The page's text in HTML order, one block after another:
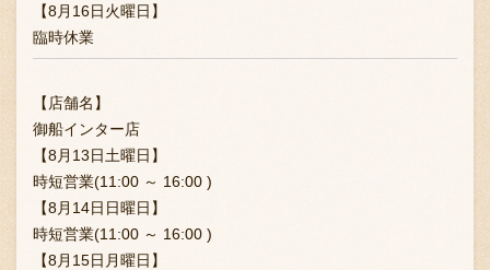
【8月16日火曜日】
臨時休業
【店舗名】
御船インター店
【8月13日土曜日】
時短営業(11:00 ～ 16:00 )
【8月14日日曜日】
時短営業(11:00 ～ 16:00 )
【8月15日月曜日】